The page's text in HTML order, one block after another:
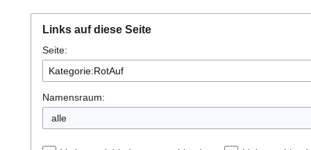
Links auf diese Seite
Seite:
Namensraum:
alle